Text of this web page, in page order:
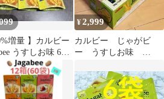
増量 】カルビー
うすしお味 6袋
ト
¥2,999
カルビー じゃがビ
ー うすしお味